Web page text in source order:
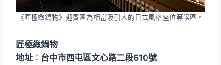
《匠極緻鍋物》迎賓區為相當吸引人的日式風格座位等候區。
匠極緻鍋物
地址：台中市西屯區文心路二段610號